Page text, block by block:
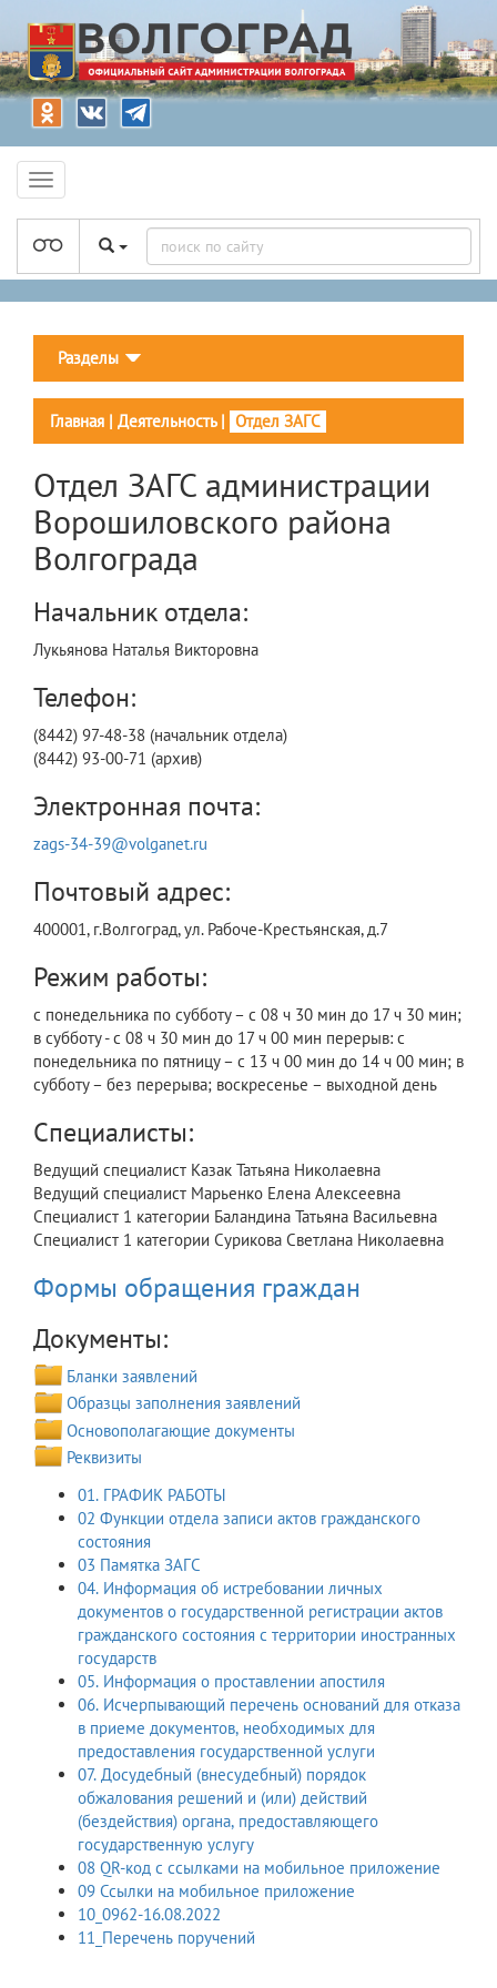
Разделы
Главная | Деятельность| Отдел ЗАГС
Отдел ЗАГС администрации
Ворошиловского района
Волгограда
Начальник отдела:
Лукьянова Наталья Викторовна
Телефон:
(8442) 97-48-38 (начальник отдела)
(8442) 93-00-71 (архив)
Электронная почта:
zags-34-39@volganet.ru
Почтовый адрес:
400001, г.Волгоград, ул. Рабоче-Крестьянская, д.7
Режим работы:
с понедельника по субботу – с 08 ч 30 мин до 17 ч 30 мин;
в субботу - с 08 ч 30 мин до 17 ч 00 мин перерыв: с
понедельника по пятницу – с 13 ч 00 мин до 14 ч 00 мин; в
субботу – без перерыва; воскресенье – выходной день
Специалисты:
Ведущий специалист Казак Татьяна Николаевна
Ведущий специалист Марьенко Елена Алексеевна
Специалист 1 категории Баландина Татьяна Васильевна
Специалист 1 категории Сурикова Светлана Николаевна
Формы обращения граждан
Документы:
Бланки заявлений
Образцы заполнения заявлений
Основополагающие документы
Реквизиты
01. ГРАФИК РАБОТЫ
02 Функции отдела записи актов гражданского
состояния
03 Памятка ЗАГС
04. Информация об истребовании личных
документов о государственной регистрации актов
гражданского состояния с территории иностранных
государств
05. Информация о проставлении апостиля
06. Исчерпывающий перечень оснований для отказа
в приеме документов, необходимых для
предоставления государственной услуги
07. Досудебный (внесудебный) порядок
обжалования решений и (или) действий
(бездействия) органа, предоставляющего
государственную услугу
08 QR-код с ссылками на мобильное приложение
09 Ссылки на мобильное приложение
10_0962-16.08.2022
11_Перечень поручений